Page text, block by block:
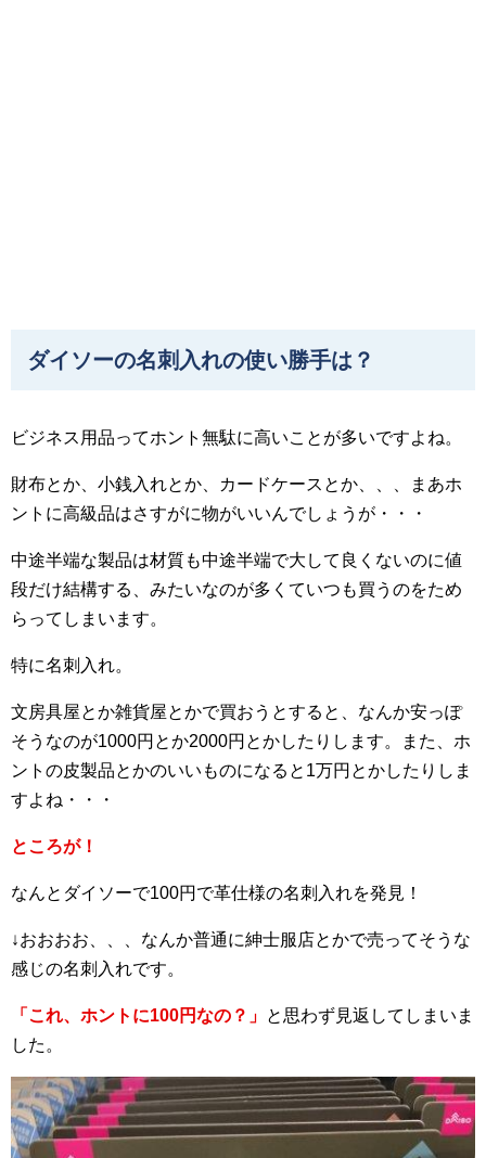
ダイソーの名刺入れの使い勝手は？
ビジネス用品ってホント無駄に高いことが多いですよね。
財布とか、小銭入れとか、カードケースとか、、、まあホ
ントに高級品はさすがに物がいいんでしょうが・・・
中途半端な製品は材質も中途半端で大して良くないのに値
段だけ結構する、みたいなのが多くていつも買うのをため
らってしまいます。
特に名刺入れ。
文房具屋とか雑貨屋とかで買おうとすると、なんか安っぽ
そうなのが1000円とか2000円とかしたりします。また、ホ
ントの皮製品とかのいいものになると1万円とかしたりしま
すよね・・・
ところが！
なんとダイソーで100円で革仕様の名刺入れを発見！
↓おおおお、、、なんか普通に紳士服店とかで売ってそうな
感じの名刺入れです。
「これ、ホントに100円なの？」 と思わず見返してしまいま
した。